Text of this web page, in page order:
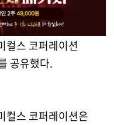
컬스 코퍼레이션
공유했다.
컬스 코퍼레이션은